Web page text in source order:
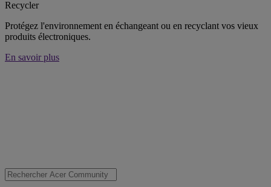
Recycler
Protégez l'environnement en échangeant ou en recyclant vos vieux
produits électroniques.
En savoir plus